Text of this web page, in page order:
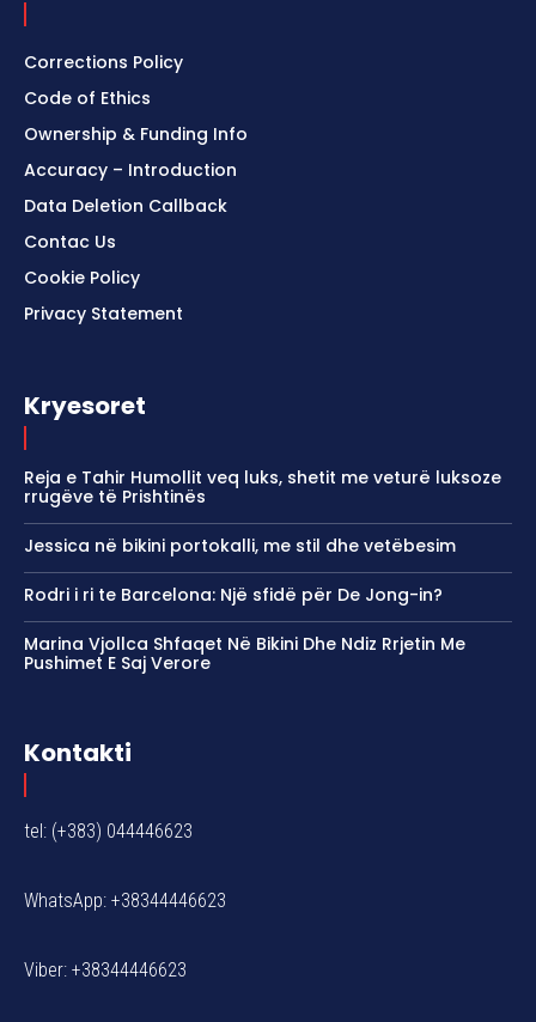
Corrections Policy
Code of Ethics
Ownership & Funding Info
Accuracy – Introduction
Data Deletion Callback
Contac Us
Cookie Policy
Privacy Statement
Kryesoret
Reja e Tahir Humollit veq luks, shetit me veturë luksoze
rrugëve të Prishtinës
Jessica në bikini portokalli, me stil dhe vetëbesim
Rodri i ri te Barcelona: Një sfidë për De Jong-in?
Marina Vjollca Shfaqet Në Bikini Dhe Ndiz Rrjetin Me
Pushimet E Saj Verore
Kontakti
tel: (+383) 044446623
WhatsApp: +38344446623
Viber: +38344446623